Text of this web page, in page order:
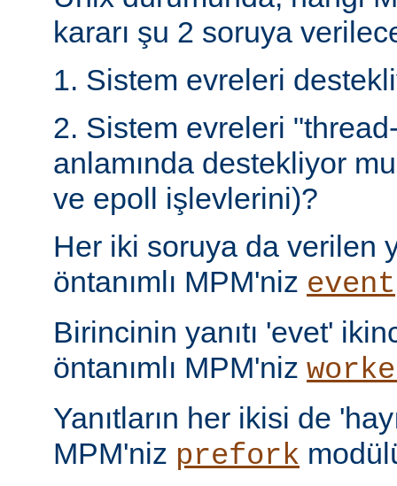
kararı şu 2 soruya
1. Sistem evreleri
2. Sistem evreleri
anlamında destekliyor
ve epoll işlevlerini)?
Her iki soruya da verilen
öntanımlı MPM'niz event
Birincinin yanıtı 'evet'
öntanımlı MPM'niz
Yanıtların her ikisi de
MPM'niz prefork